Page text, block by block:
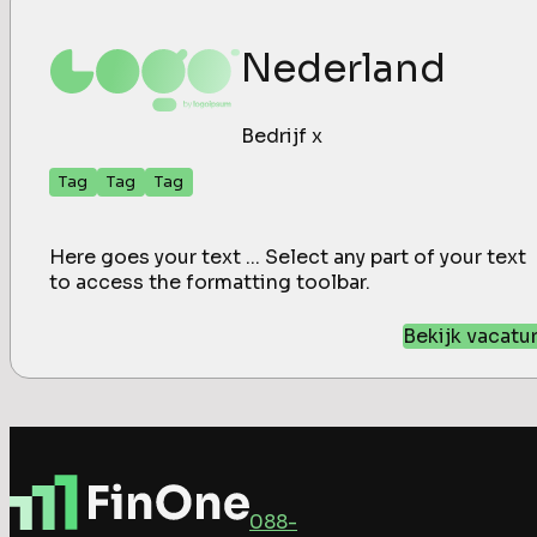
Nederland
Bedrijf x
Tag Tag Tag
Here goes your text ... Select any part of your text
to access the formatting toolbar.
Bekijk
088-